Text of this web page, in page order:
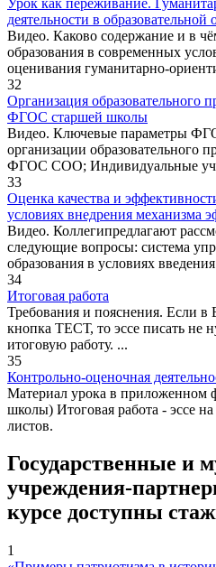
деятельности в образовательной
Видео. Каково содержание и в
образования в современных
оценивания гуманитарно-
32
Организация образовательного
ФГОС старшей школы
Видео. Ключевые параметры
организации образовательного
ФГОС СОО; Индивидуальные
33
Оценка качества и
условиях внедрения механизма
Видео. Коллегипредлагают
следующие вопросы: система
образования в условиях
34
Итоговая работа
Требования и пояснения. Если в
кнопка ТЕСТ, то эссе писать не
итоговую работу. ...
35
Контрольно-оценочная
Материал урока в приложенном
школы) Итоговая работа - эссе
листов.
Государственные и
учреждения-
курсе доступны
1